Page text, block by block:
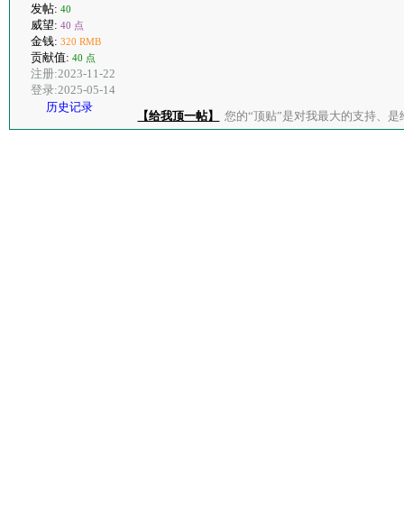
发帖: 40
威望: 40 点
金钱: 320 RMB
贡献值: 40 点
注册:2023-11-22
登录:2025-05-14
历史记录
【给我顶一帖】 您的“顶贴”是对我最大的支持、